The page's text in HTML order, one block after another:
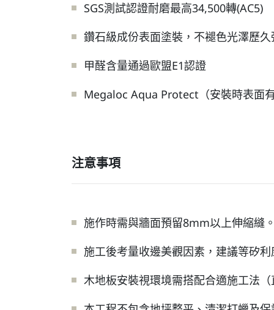
SGS測試認證耐磨最高34,500轉(AC5)
鑽石級成份表面塗裝，不褪色光澤歷
甲醛含量通過歐盟E1認證
Megaloc Aqua Protect（安裝時表面
注意事項
施作時需與牆面預留8mm以上伸縮縫
施工後考量收邊美觀因素，建議等矽
木地板安裝視環境需搭配合適施工法